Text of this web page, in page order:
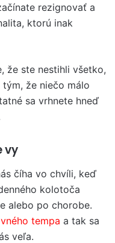
rezignovať a
ktorú inak
že ste nestihli všetko,
že niečo málo
sa vrhnete hneď
vy
číha vo chvíli, keď
kolotoča
alebo po chorobe.
tempa a tak sa
veľa.